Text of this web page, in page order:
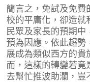
簡言之，免試及免費
校的平庸化，卻造就
民眾及家長的預期
預為因應。依此趨勢
展成為類似西方的貴
而，這樣的轉變若竟
去幫忙推波助瀾，豈